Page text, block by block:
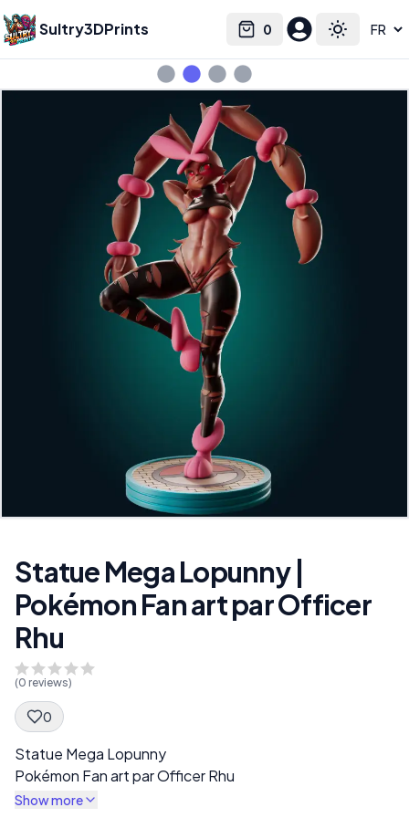
Sultry3DPrints 0
Cart Toggle
Select language
Statue Mega Lopunny |
Pokémon Fan art par Officer
Rhu
(0 reviews)
0
Spec Description
Statue Mega Lopunny
Pokémon Fan art par Officer Rhu
Show more